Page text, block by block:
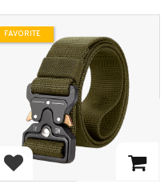
Add to favorites
FAVORITE